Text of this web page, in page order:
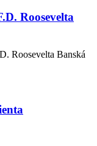
Roosevelta
Roosevelta Banská